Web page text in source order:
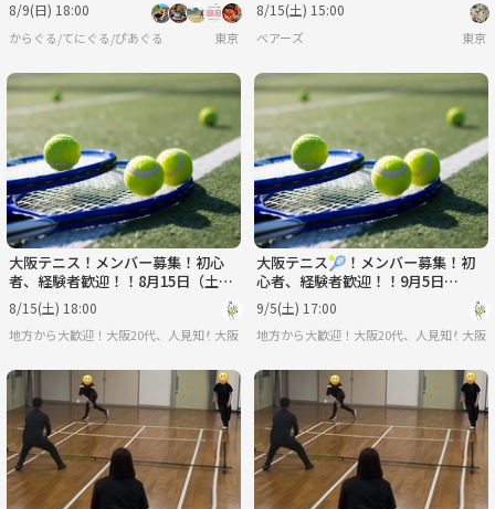
8/9(日) 18:00
からぐる/てにぐる/ぴあぐる 東京
8/15(土) 15:00
ベアーズ 東京
大阪テニス！メンバー募集！初心
者、経験者歓迎！！8月15日（土）
18:00～ 19:00
8/15(土) 18:00
地方から大歓迎！大阪20代、人見知りOKのゆるサークル
大阪
大阪テニス🎾！メンバー募集！初
心者、経験者歓迎！！9月5日
（土） 17:00～ 18:00
9/5(土) 17:00
地方から大歓迎！大阪20代、人見知りOK
大阪